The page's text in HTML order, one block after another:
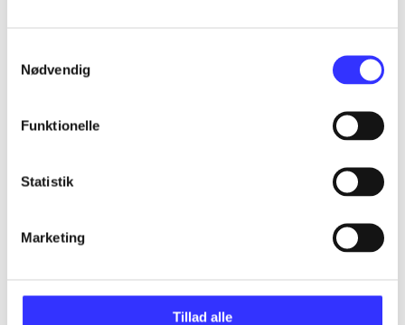
Nødvendig
Funktionelle
Statistik
Marketing
Tillad alle
...
...
Gå til serien